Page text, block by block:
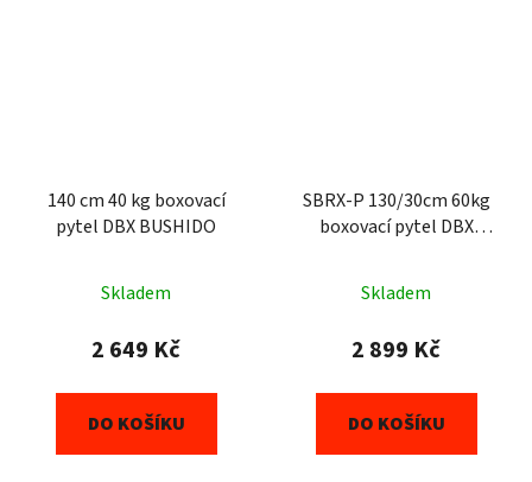
140 cm 40 kg boxovací
pytel DBX BUSHIDO
Skladem
2 649 Kč
DO KOŠÍKU
SBRX-P 130/30cm 60kg
boxovací pytel DBX
Skladem
2 899 Kč
DO KOŠÍKU